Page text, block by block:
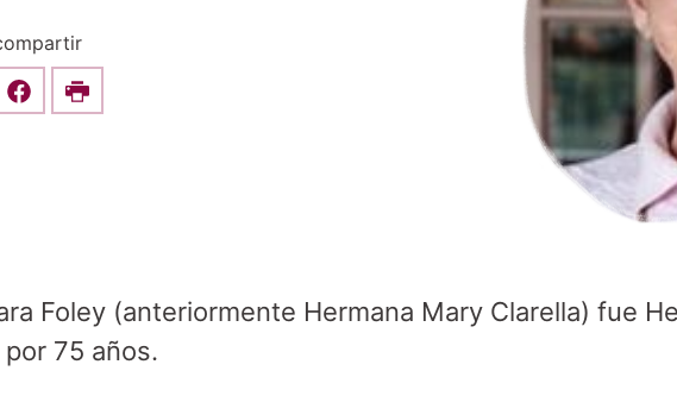
Share this on Facebook
Print
Foley (anteriormente Hermana Mary Clarella) fue
75 años.